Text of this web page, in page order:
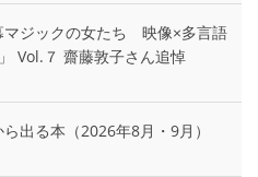
マジックの女たち 映像×多言語
Vol.７ 齋藤敦子さん追悼
出る本（2026年8月・9月）